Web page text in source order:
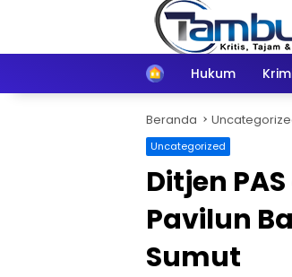
HomeHukum
Beranda
Uncategorized
Ditjen
Pavilun
Sumut